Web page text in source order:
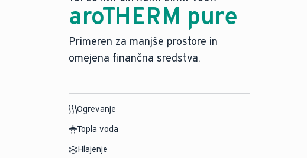
aroTHERM pure
Primeren za manjše prostore in
omejena finančna sredstva.
Ogrevanje
Topla voda
Hlajenje